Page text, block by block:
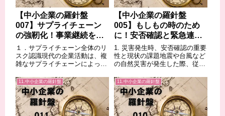
【中小企業の羅針盤
007】サプライチェーン
の強靭化！事業継続を左
右する連携の重要性
１．サプライチェーン全体のリ
スク認識現代の企業活動は、複
雑なサプライチェーンによって
達から製造、物流、販売に至る
まで、多くの企業が相互に依存
し合っているため、自社だけの
対策では事業継続の限界があり
ます。もしサプラ...
【中小企業の羅針盤
005】もしもの時のため
に！安否確認と緊急連絡
体制構築のポイント
1. 災害発生時、安否確認の重要
性と現状の課題地震や台風など
の自然災害が発生した際、従業
は、企業の最も重要な責務の一
つです。安否確認の遅れは、従
業員の不安を増大させるだけで
なく、その後の救助活動や事業
再開の遅延に...
11.中小企業の羅針盤 11.中小企業の羅針盤